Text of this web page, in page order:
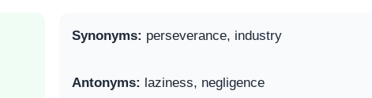
Synonyms: perseverance, industry
Antonyms: laziness, negligence